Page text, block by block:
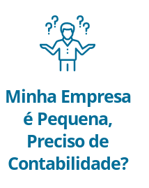
Minha Empresa
é Pequena,
Preciso de
Contabilidade?